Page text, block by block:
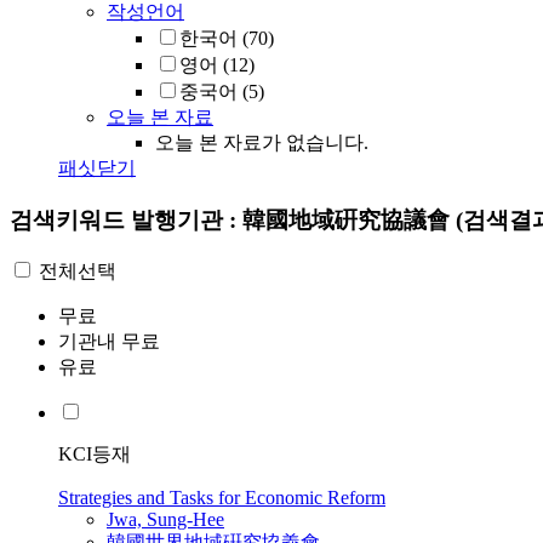
작성언어
한국어 (70)
영어 (12)
중국어 (5)
오늘 본 자료
오늘 본 자료가 없습니다.
패싯닫기
검색키워드 발행기관 : 韓國地域硏究協議會 (검색결
전체선택
무료
기관내 무료
유료
KCI등재
Strategies and Tasks for Economic Reform
Jwa, Sung-Hee